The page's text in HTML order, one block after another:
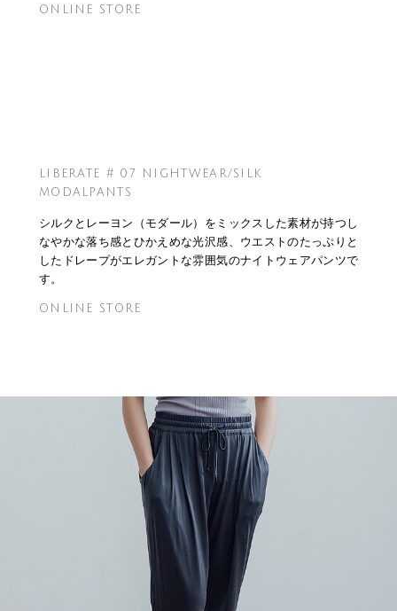
ONLINE STORE
LIBERATE # 07 NIGHTWEAR/SILK
MODALPANTS
シルクとレーヨン（モダール）をミックスした素材が持つし
なやかな落ち感とひかえめな光沢感、ウエストのたっぷりと
したドレープがエレガントな雰囲気のナイトウェアパンツで
す。
ONLINE STORE